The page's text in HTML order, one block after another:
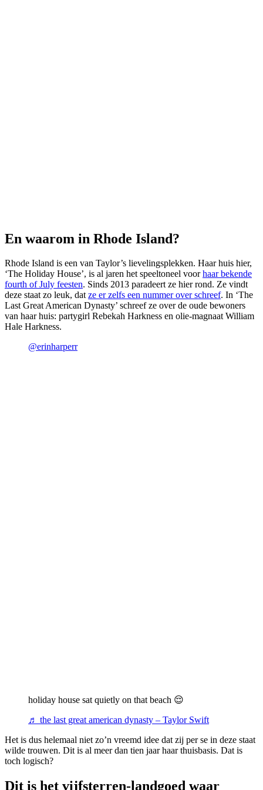
En waarom in Rhode Island?
Rhode Island is een van Taylor’s lievelingsplekken. Haar huis hier,
‘The Holiday House’, is al jaren het speeltoneel voorhaar bekende
fourth of July feesten. Sinds 2013 paradeert ze hier rond. Ze vindt
deze staat zo leuk, datze er zelfs een nummer over schreef. In ‘The
Last Great American Dynasty’ schreef ze over de oude bewoners
van haar huis: partygirl Rebekah Harkness en olie-magnaat William
Hale Harkness.
@erinharperr
holiday house sat quietly on that beach 😌
♬ the last great american dynasty – Taylor Swift
Het is dus helemaal niet zo’n vreemd idee dat zij per se in deze staat
wilde trouwen. Dit is al meer dan tien jaar haar thuisbasis. Dat is
toch logisch?
Dit is het vijfsterren-landgoed waar